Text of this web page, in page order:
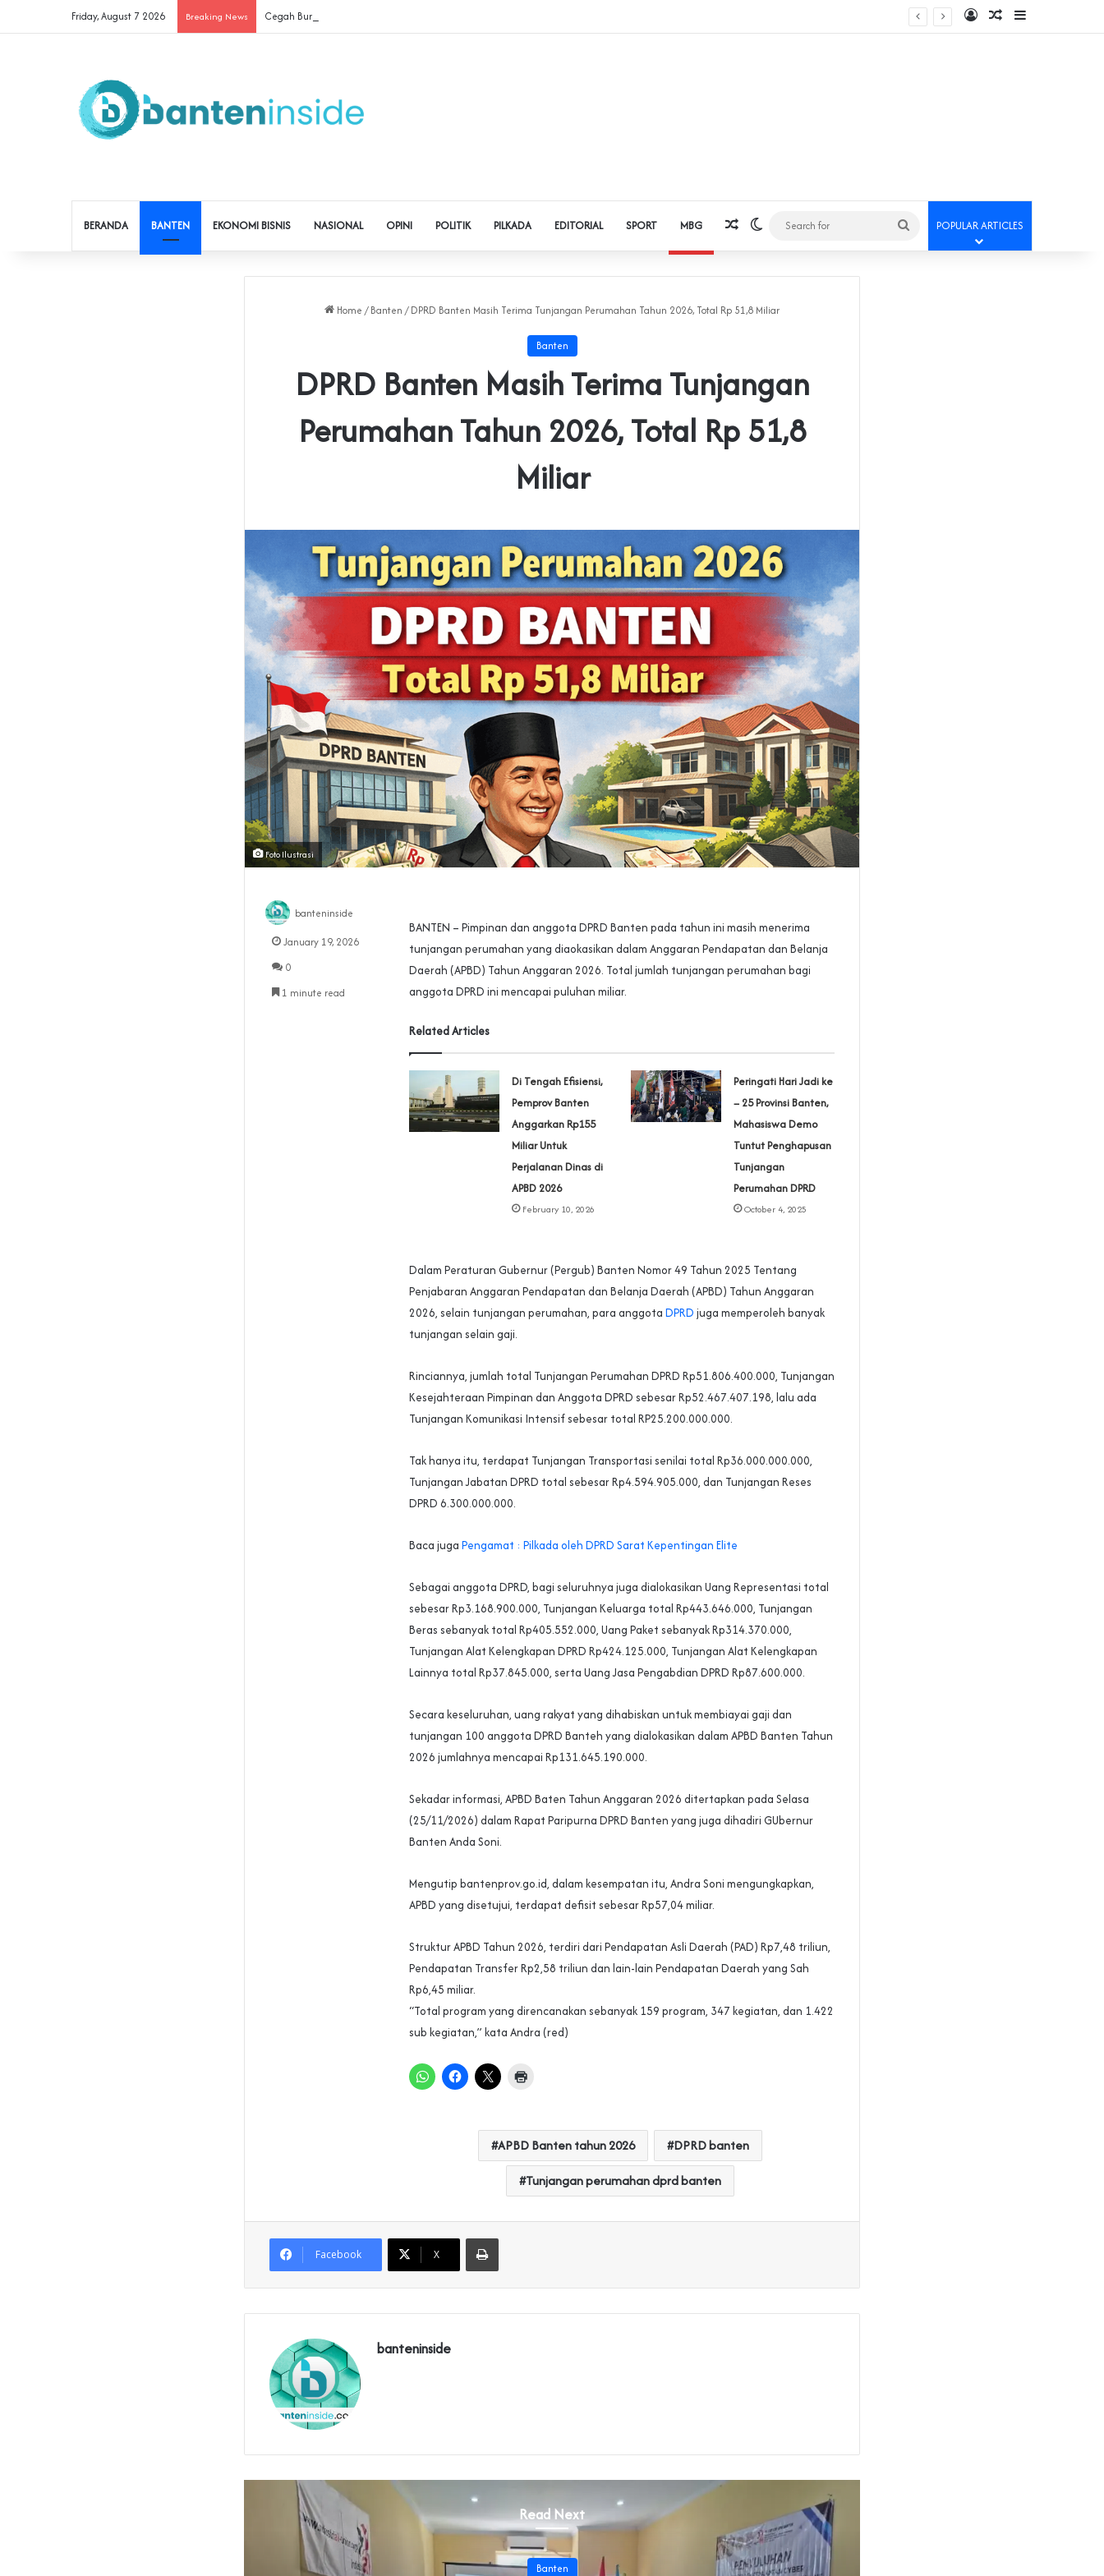
Friday, August 7 2026 Breaking News Cegah Buruh Terjerat Judol dan Pinjol, Polda Banten Gandeng SPSI Perkuat Literasi Digital Log InRandom Article
Sidebar
BERANDA BANTEN EKONOMI BISNIS NASIONAL OPINI POLITIK PILKADA EDITORIAL SPORT MBG Random Article
Switch skin
Search
for
POPULAR ARTICLES
Home / Banten / DPRD Banten Masih Terima Tunjangan Perumahan Tahun 2026, Total Rp 51,8 Miliar
Banten
DPRD Banten Masih Terima Tunjangan
Perumahan Tahun 2026, Total Rp 51,8
Miliar
Foto Ilustrasi
BANTEN – Pimpinan dan anggota DPRD Banten pada tahun ini masih menerima
tunjangan perumahan yang diaokasikan dalam Anggaran Pendapatan dan Belanja
Daerah (APBD) Tahun Anggaran 2026. Total jumlah tunjangan perumahan bagi
anggota DPRD ini mencapai puluhan miliar.
Related Articles
Di Tengah Efisiensi,
Pemprov Banten
Anggarkan Rp155
Miliar Untuk
Perjalanan Dinas di
APBD 2026
February 10, 2026
‎Peringati Hari Jadi ke
– 25 Provinsi Banten,
Mahasiswa Demo
Tuntut Penghapusan
Tunjangan
Perumahan DPRD
October 4, 2025
Dalam Peraturan Gubernur (Pergub) Banten Nomor 49 Tahun 2025 Tentang
Penjabaran Anggaran Pendapatan dan Belanja Daerah (APBD) Tahun Anggaran
2026, selain tunjangan perumahan, para anggota DPRD juga memperoleh banyak
tunjangan selain gaji.
Rinciannya, jumlah total Tunjangan Perumahan DPRD Rp51.806.400.000, Tunjangan
Kesejahteraan Pimpinan dan Anggota DPRD sebesar Rp52.467.407.198, lalu ada
Tunjangan Komunikasi Intensif sebesar total RP25.200.000.000.
Tak hanya itu, terdapat Tunjangan Transportasi senilai total Rp36.000.000.000,
Tunjangan Jabatan DPRD total sebesar Rp4.594.905.000, dan Tunjangan Reses
DPRD 6.300.000.000.
Baca juga Pengamat : Pilkada oleh DPRD Sarat Kepentingan Elite
Sebagai anggota DPRD, bagi seluruhnya juga dialokasikan Uang Representasi total
sebesar Rp3.168.900.000, Tunjangan Keluarga total Rp443.646.000, Tunjangan
Beras sebanyak total Rp405.552.000, Uang Paket sebanyak Rp314.370.000,
Tunjangan Alat Kelengkapan DPRD Rp424.125.000, Tunjangan Alat Kelengkapan
Lainnya total Rp37.845.000, serta Uang Jasa Pengabdian DPRD Rp87.600.000.
Secara keseluruhan, uang rakyat yang dihabiskan untuk membiayai gaji dan
tunjangan 100 anggota DPRD Banteh yang dialokasikan dalam APBD Banten Tahun
2026 jumlahnya mencapai Rp131.645.190.000.
Sekadar informasi, APBD Baten Tahun Anggaran 2026 ditertapkan pada Selasa
(25/11/2026) dalam Rapat Paripurna DPRD Banten yang juga dihadiri GUbernur
Banten Anda Soni.
Mengutip bantenprov.go.id, dalam kesempatan itu, Andra Soni mengungkapkan,
APBD yang disetujui, terdapat defisit sebesar Rp57,04 miliar.
Struktur APBD Tahun 2026, terdiri dari Pendapatan Asli Daerah (PAD) Rp7,48 triliun,
Pendapatan Transfer Rp2,58 triliun dan lain-lain Pendapatan Daerah yang Sah
Rp6,45 miliar.
“Total program yang direncanakan sebanyak 159 program, 347 kegiatan, dan 1.422
sub kegiatan,” kata Andra (red)
APBD Banten tahun 2026 DPRD banten
Tunjangan perumahan dprd banten
banteninside
January 19, 2026
0
1 minute read
Facebook X
Print
banteninside
Read Next
Banten